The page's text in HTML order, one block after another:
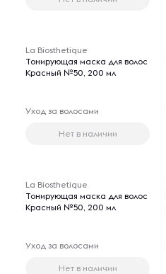
La Biosthetique
Тонирующая маска для волос
Красный №50, 200 мл
Уход за волосами
Нет в наличии
La Biosthetique
Тонирующая маска для волос
Красный №50, 200 мл
Уход за волосами
Нет в наличии